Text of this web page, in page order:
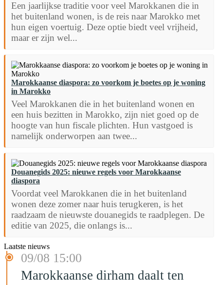
Een jaarlijkse traditie voor veel Marokkanen die in
het buitenland wonen, is de reis naar Marokko met
hun eigen voertuig. Deze optie biedt veel vrijheid,
maar er zijn wel...
Marokkaanse diaspora: zo voorkom je boetes op je woning
in Marokko
Veel Marokkanen die in het buitenland wonen en
een huis bezitten in Marokko, zijn niet goed op de
hoogte van hun fiscale plichten. Hun vastgoed is
namelijk onderworpen aan twee...
Douanegids 2025: nieuwe regels voor Marokkaanse
diaspora
Voordat veel Marokkanen die in het buitenland
wonen deze zomer naar huis terugkeren, is het
raadzaam de nieuwste douanegids te raadplegen. De
editie van 2025, die onlangs is...
Laatste nieuws
09/08 15:00
Marokkaanse dirham daalt ten